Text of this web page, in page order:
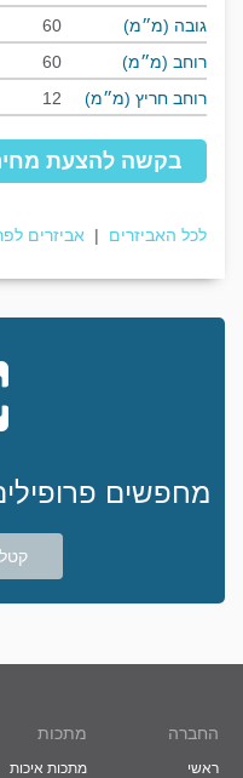
גובה (מ״מ)
60
רוחב (מ״מ)
60
רוחב חריץ (מ״מ)
12
בקשה להצעת
לכל האביזרים | אביזרים
מחפשים
החברה
ראשי
מתכות
מתכות איכות